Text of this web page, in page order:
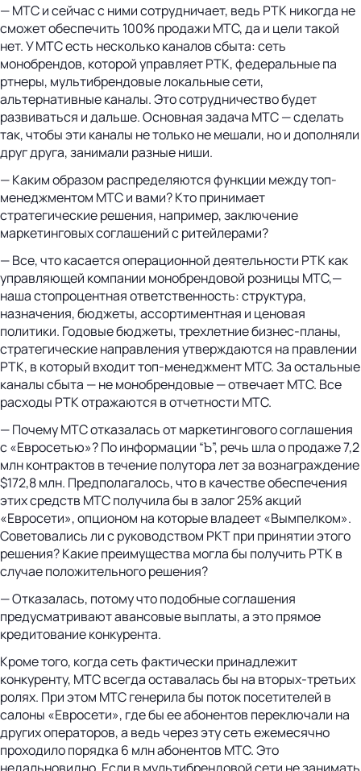
— МТС и сейчас с ними сотрудничает, ведь РТК никогда не
сможет обеспечить 100% продажи МТС, да и цели такой
нет. У МТС есть несколько каналов сбыта: сеть
монобрендов, которой управляет РТК, федеральные па
ртнеры, мультибрендовые локальные сети,
альтернативные каналы. Это сотрудничество будет
развиваться и дальше. Основная задача МТС — сделать
так, чтобы эти каналы не только не мешали, но и дополняли
друг друга, занимали разные ниши.
— Каким образом распределяются функции между топ-
менеджментом МТС и вами? Кто принимает
стратегические решения, например, заключение
маркетинговых соглашений с ритейлерами?
— Все, что касается операционной деятельности РТК как
управляющей компании монобрендовой розницы МТС,—
наша стопроцентная ответственность: структура,
назначения, бюджеты, ассортиментная и ценовая
политики. Годовые бюджеты, трехлетние бизнес-планы,
стратегические направления утверждаются на правлении
РТК, в который входит топ-менеджмент МТС. За остальные
каналы сбыта — не монобрендовые — отвечает МТС. Все
расходы РТК отражаются в отчетности МТС.
— Почему МТС отказалась от маркетингового соглашения
с «Евросетью»? По информации “Ъ”, речь шла о продаже 7,2
млн контрактов в течение полутора лет за вознаграждение
$172,8 млн. Предполагалось, что в качестве обеспечения
этих средств МТС получила бы в залог 25% акций
«Евросети», опционом на которые владеет «Вымпелком».
Советовались ли с руководством РКТ при принятии этого
решения? Какие преимущества могла бы получить РТК в
случае положительного решения?
— Отказалась, потому что подобные соглашения
предусматривают авансовые выплаты, а это прямое
кредитование конкурента.
Кроме того, когда сеть фактически принадлежит
конкуренту, МТС всегда оставалась бы на вторых-третьих
ролях. При этом МТС генерила бы поток посетителей в
салоны «Евросети», где бы ее абонентов переключали на
других операторов, а ведь через эту сеть ежемесячно
проходило порядка 6 млн абонентов МТС. Это
недальновидно. Если в мультибрендовой сети не занимать